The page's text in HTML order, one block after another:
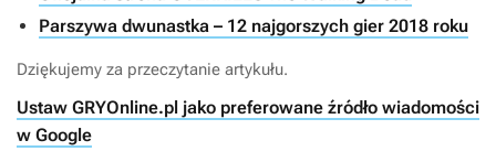
Parszywa dwunastka – 12 najgorszych gier 2018 roku
Dziękujemy za przeczytanie artykułu.
Ustaw GRYOnline.pl jako preferowane źródło wiadomości
w Google